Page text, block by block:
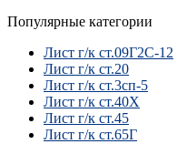
Популярные категории
Лист г/к ст.09Г2С-12
Лист г/к ст.20
Лист г/к ст.3сп-5
Лист г/к ст.40Х
Лист г/к ст.45
Лист г/к ст.65Г